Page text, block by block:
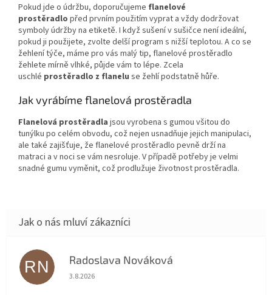
Pokud jde o údržbu, doporučujeme flanelové
prostěradlo před prvním použitím vyprat a vždy dodržovat
symboly údržby na etiketě. I když sušení v sušičce není ideální,
pokud ji použijete, zvolte delší program s nižší teplotou. A co se
žehlení týče, máme pro vás malý tip, flanelové prostěradlo
žehlete mírně vlhké, půjde vám to lépe. Zcela
uschlé prostěradlo z flanelu se žehlí podstatně hůře.
Jak vyrábíme flanelová prostěradla
Flanelová prostěradla jsou vyrobena s gumou všitou do
tunýlku po celém obvodu, což nejen usnadňuje jejich manipulaci,
ale také zajišťuje, že flanelové prostěradlo pevně drží na
matraci a v noci se vám nesroluje. V případě potřeby je velmi
snadné gumu vyměnit, což prodlužuje životnost prostěradla.
RN Radoslava Nováková
Hodnocení obchodu je 5 z 5 hvězdiček.
3.8.2026